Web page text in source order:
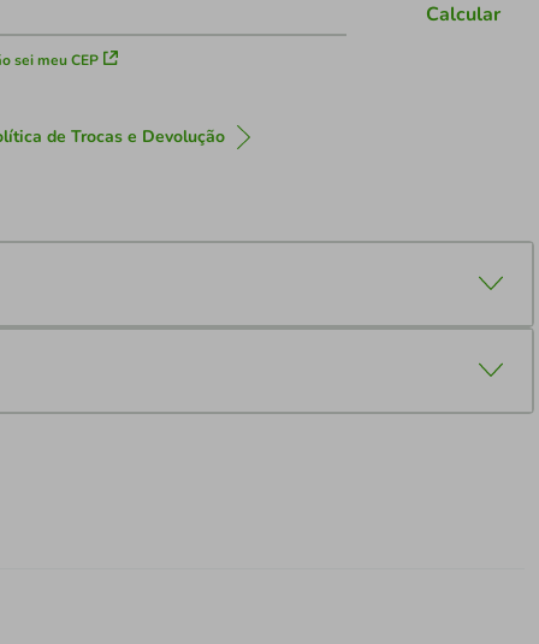
sei meu CEP
Calcular
de Trocas e Devolução